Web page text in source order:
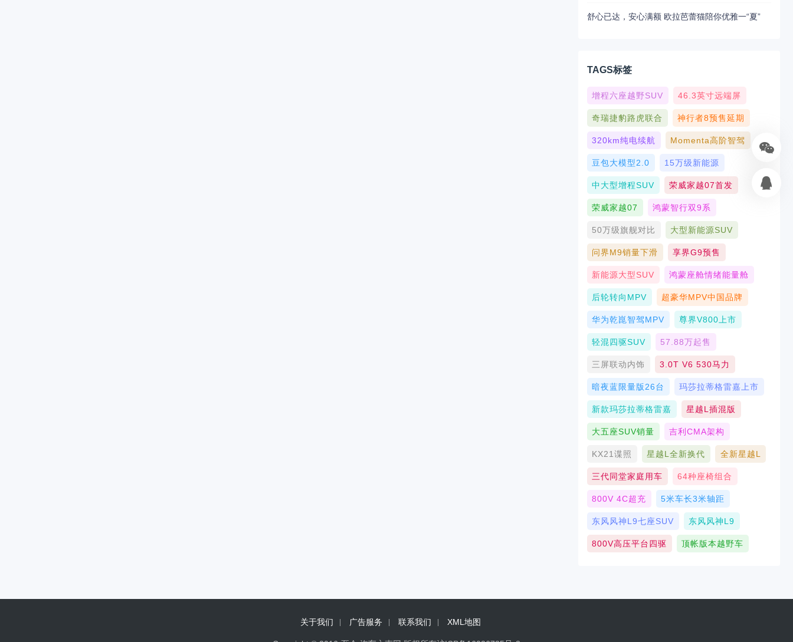
舒心已达，安心满额 欧拉芭蕾猫陪你优雅一“夏”
TAGS标签
增程六座越野SUV 46.3英寸远端屏
奇瑞捷豹路虎联合 神行者8预售延期
320km纯电续航 Momenta高阶智驾
豆包大模型2.0 15万级新能源
中大型增程SUV 荣威家越07首发
荣威家越07 鸿蒙智行双9系
50万级旗舰对比 大型新能源SUV
问界M9销量下滑 享界G9预售
新能源大型SUV 鸿蒙座舱情绪能量舱
后轮转向MPV 超豪华MPV中国品牌
华为乾崑智驾MPV 尊界V800上市
轻混四驱SUV 57.88万起售
三屏联动内饰 3.0T V6 530马力
暗夜蓝限量版26台 玛莎拉蒂格雷嘉上市
新款玛莎拉蒂格雷嘉 星越L插混版
大五座SUV销量 吉利CMA架构
KX21谍照 星越L全新换代 全新星越L
三代同堂家庭用车 64种座椅组合
800V 4C超充 5米车长3米轴距
东风风神L9七座SUV 东风风神L9
800V高压平台四驱 顶帐版本越野车
关于我们 广告服务 联系我们 XML地图